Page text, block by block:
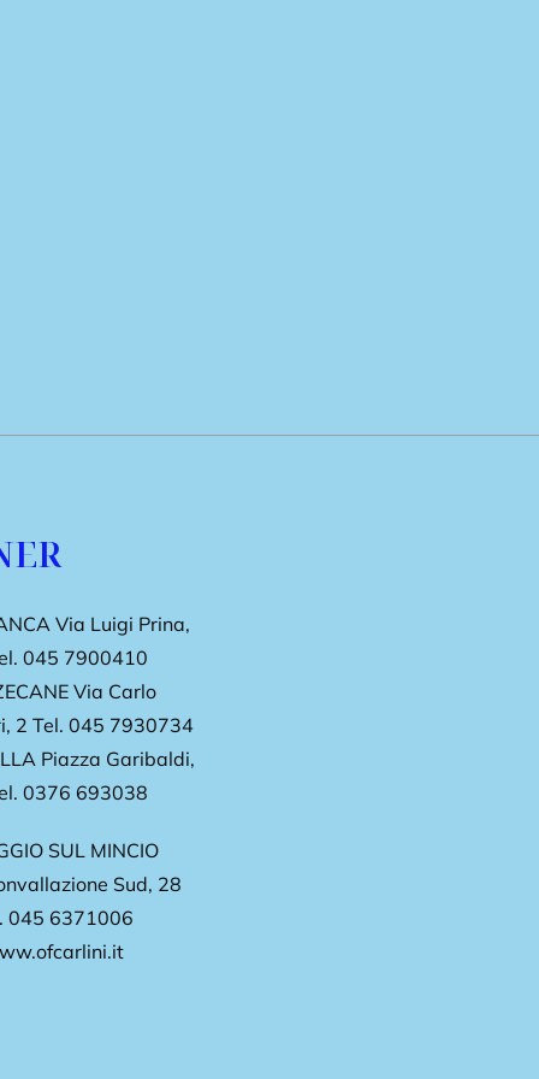
Via Luigi Prina,
045 7900410
Via Carlo
2 Tel. 045 7930734
Piazza Garibaldi,
0376 693038
SUL MINCIO
Sud, 28
045 6371006